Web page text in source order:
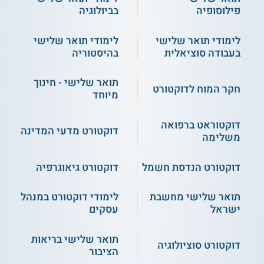
מה הסיכויים שלכם להתקבל? קראו בהרחבה
עלתנאי קבלה לתואר שלישי
תעודה
לתלמידי מחקר שמשלימים בהצלחה את עבודת המחקר ועומדים
בכל דרישות מוסד הלימוד ניתן תואר שלישי "דוקטור לפילוסופיה"
PhD, על ידי האוניברסיטה העברית בירושלים.
** לתשומת לבך נכונות המידע עלולה להשתנות
צוות האתר. למען הסר ספק בין האתר למוסד
הלימודים לא מתקיים קשר מכל סוג שהוא.
למידע נוסף לחצו: האוניברסיטה העברית בירושלים
פילוסופיה
בביולוגיה
לימודי תואר שלישי
בעבודה סוציאלית
לימודי תואר שלישי
בהיסטוריה
חקר המוח לדוקטורט
תואר שלישי - חינוך
מיוחד
דוקטוראט ברפואה
משלימה
דוקטורט מדעי המדינה
דוקטורט הנדסת חשמל
דוקטורט גיאוגרפיה
תואר שלישי מחשבת
ישראל
לימודי דוקטורט במנהל
עסקים
דוקטורט סוציולוגיה
תואר שלישי בריאות
הציבור